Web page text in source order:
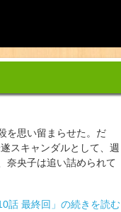
を思い留まらせた。だ
スキャンダルとして、週
奈央子は追い詰められて
話 最終回」の続きを読む